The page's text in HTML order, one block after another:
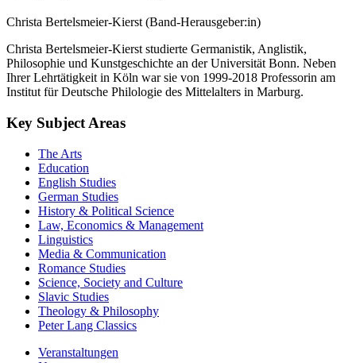
Christa Bertelsmeier-Kierst (Band-Herausgeber:in)
Christa Bertelsmeier-Kierst studierte Germanistik, Anglistik,
Philosophie und Kunstgeschichte an der Universität Bonn. Neben
Ihrer Lehrtätigkeit in Köln war sie von 1999-2018 Professorin am
Institut für Deutsche Philologie des Mittelalters in Marburg.
Key Subject Areas
The Arts
Education
English Studies
German Studies
History & Political Science
Law, Economics & Management
Linguistics
Media & Communication
Romance Studies
Science, Society and Culture
Slavic Studies
Theology & Philosophy
Peter Lang Classics
Veranstaltungen